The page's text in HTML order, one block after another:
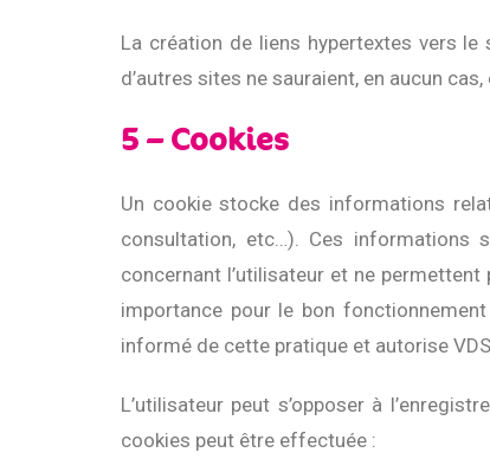
La création de liens hypertextes vers
d’autres sites ne sauraient, en aucun
5 – Cookies
Un cookie stocke des informations
consultation, etc…). Ces informations
concernant l’utilisateur et ne
importance pour le bon
informé de cette pratique et autorise
L’utilisateur peut s’opposer à
cookies peut être effectuée :